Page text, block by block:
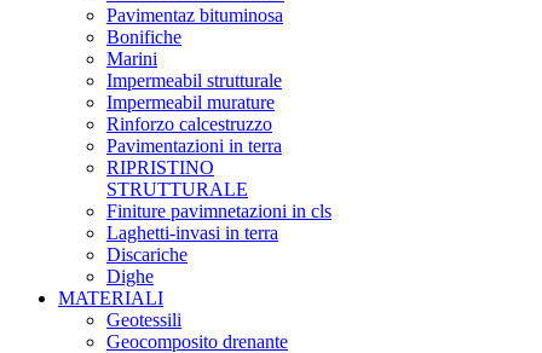
Pavimentaz bituminosa
Bonifiche
Marini
Impermeabil strutturale
Impermeabil murature
Rinforzo calcestruzzo
Pavimentazioni in terra
RIPRISTINO
STRUTTURALE
Finiture pavimnetazioni in cls
Laghetti-invasi in terra
Discariche
Dighe
MATERIALI
Geotessili
Geocomposito drenante